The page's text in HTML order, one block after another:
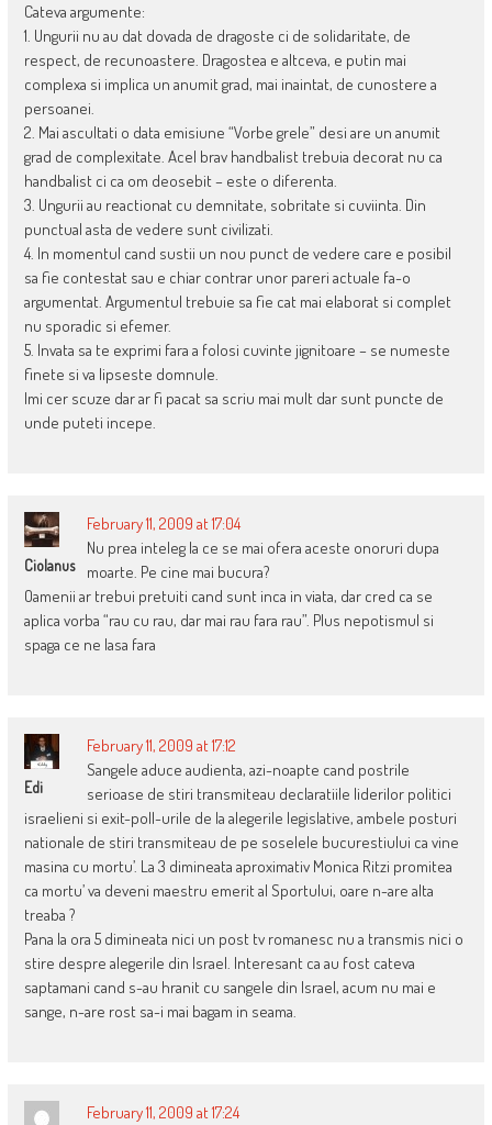
Cateva argumente:
1. Ungurii nu au dat dovada de dragoste ci de solidaritate, de
respect, de recunoastere. Dragostea e altceva, e putin mai
complexa si implica un anumit grad, mai inaintat, de cunostere a
persoanei.
2. Mai ascultati o data emisiune “Vorbe grele” desi are un anumit
grad de complexitate. Acel brav handbalist trebuia decorat nu ca
handbalist ci ca om deosebit – este o diferenta.
3. Ungurii au reactionat cu demnitate, sobritate si cuviinta. Din
punctual asta de vedere sunt civilizati.
4. In momentul cand sustii un nou punct de vedere care e posibil
sa fie contestat sau e chiar contrar unor pareri actuale fa-o
argumentat. Argumentul trebuie sa fie cat mai elaborat si complet
nu sporadic si efemer.
5. Invata sa te exprimi fara a folosi cuvinte jignitoare – se numeste
finete si va lipseste domnule.
Imi cer scuze dar ar fi pacat sa scriu mai mult dar sunt puncte de
unde puteti incepe.
Ciolanus
February 11, 2009 at 17:04
Nu prea inteleg la ce se mai ofera aceste onoruri dupa
moarte. Pe cine mai bucura?
Oamenii ar trebui pretuiti cand sunt inca in viata, dar cred ca se
aplica vorba “rau cu rau, dar mai rau fara rau”. Plus nepotismul si
spaga ce ne lasa fara
Edi
February 11, 2009 at 17:12
Sangele aduce audienta, azi-noapte cand postrile
serioase de stiri transmiteau declaratiile liderilor politici
israelieni si exit-poll-urile de la alegerile legislative, ambele posturi
nationale de stiri transmiteau de pe soselele bucurestiului ca vine
masina cu mortu’. La 3 dimineata aproximativ Monica Ritzi promitea
ca mortu’ va deveni maestru emerit al Sportului, oare n-are alta
treaba ?
Pana la ora 5 dimineata nici un post tv romanesc nu a transmis nici o
stire despre alegerile din Israel. Interesant ca au fost cateva
saptamani cand s-au hranit cu sangele din Israel, acum nu mai e
sange, n-are rost sa-i mai bagam in seama.
February 11, 2009 at 17:24